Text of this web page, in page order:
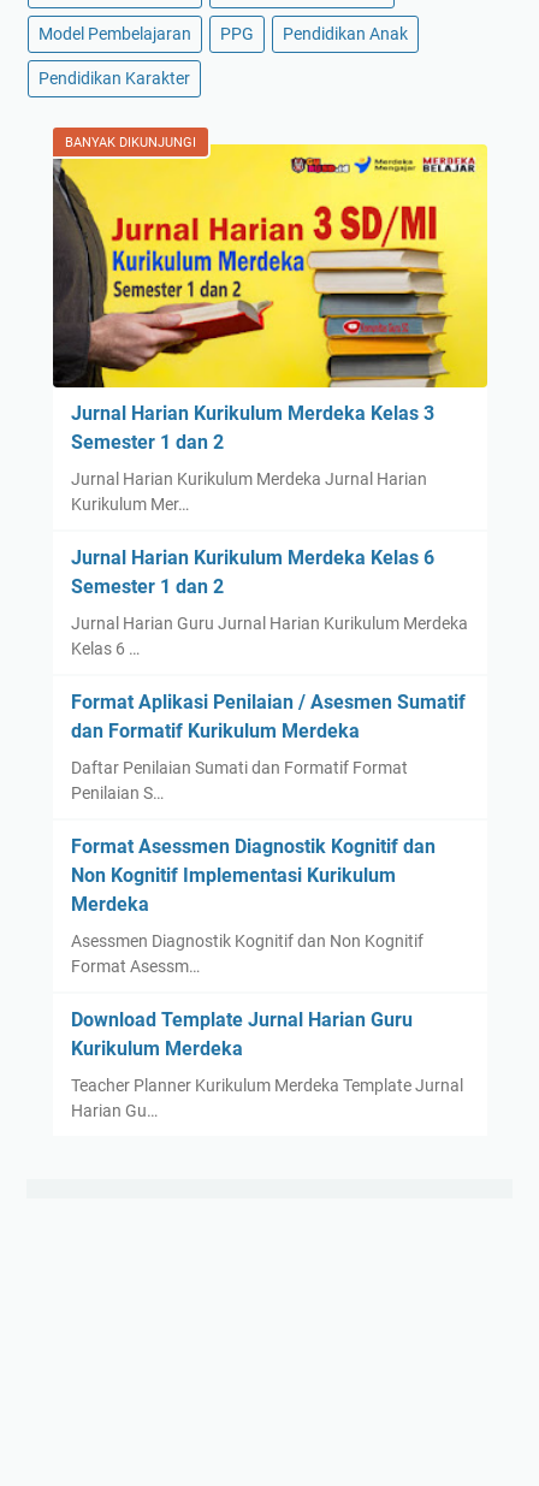
Model Pembelajaran PPG Pendidikan Anak
Pendidikan Karakter
BANYAK DIKUNJUNGI
Jurnal Harian Kurikulum Merdeka Kelas 3
Semester 1 dan 2
Jurnal Harian Kurikulum Merdeka Jurnal Harian
Kurikulum Mer…
Jurnal Harian Kurikulum Merdeka Kelas 6
Semester 1 dan 2
Jurnal Harian Guru Jurnal Harian Kurikulum Merdeka
Kelas 6 …
Format Aplikasi Penilaian / Asesmen Sumatif
dan Formatif Kurikulum Merdeka
Daftar Penilaian Sumati dan Formatif Format
Penilaian S…
Format Asessmen Diagnostik Kognitif dan
Non Kognitif Implementasi Kurikulum
Merdeka
Asessmen Diagnostik Kognitif dan Non Kognitif
Format Asessm…
Download Template Jurnal Harian Guru
Kurikulum Merdeka
Teacher Planner Kurikulum Merdeka Template Jurnal
Harian Gu…